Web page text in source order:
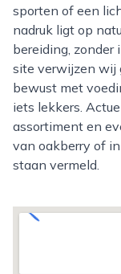
sporten of een
nadruk ligt op
bereiding,
site verwijzen wij
bewust met
iets lekkers.
assortiment en
van oakberry of
staan vermeld.